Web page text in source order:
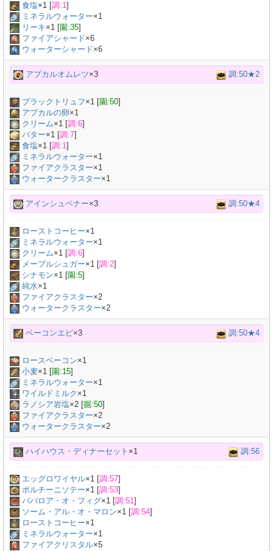
食塩×1 [調:1]
ミネラルウォーター×1
リーキ×1 [園:35]
ファイアシャード×6
ウォーターシャード×6
アプカルオムレツ×3 調:50★2
ブラックトリュフ×1 [園:50]
アプカルの卵×1
クリーム×1 [調:6]
バター×1 [調:7]
食塩×1 [調:1]
ミネラルウォーター×1
ファイアクラスター×1
ウォータークラスター×1
アインシュペナー×3 調:50★4
ローストコーヒー×1
ミネラルウォーター×1
クリーム×1 [調:6]
メープルシュガー×1 [調:2]
シナモン×1 [園:5]
純水×1
ファイアクラスター×2
ウォータークラスター×2
ベーコンエピ×3 調:50★4
ロースベーコン×1
小麦×1 [園:15]
ミネラルウォーター×1
ワイルドミルク ×1
ラノシア岩塩×2 [掘:50]
ファイアクラスター×2
ウォータークラスター×2
ハイハウス・ディナーセット ×1 調:56
エッグロワイヤル×1 [調:57]
ポルチーニソテー×1 [調:53]
ババロア・オ・フィグ×1 [調:51]
ソーム・アル・オ・マロン×1 [調:54]
ローストコーヒー×1
ミネラルウォーター×1
ファイアクリスタル×5